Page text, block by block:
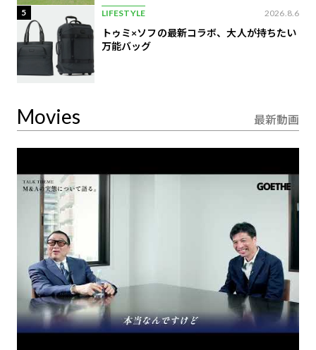
5 LIFESTYLE 2026.8.6
トゥミ×ソフの最新コラボ、大人が持ちたい
万能バッグ
Movies 最新動画